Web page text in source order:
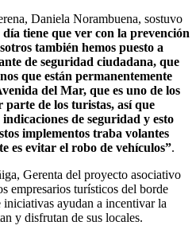
Daniela Norambuena, sostuvo
tiene que ver con la prevención
también hemos puesto a
de seguridad ciudadana, que
que están permanentemente
del Mar, que es uno de los
parte de los turistas, así que
de seguridad y esto
implementos traba volantes
es evitar el robo de vehículos”.
Gerenta del proyecto asociativo
empresarios turísticos del borde
ayudan a incentivar la
y disfrutan de sus locales.